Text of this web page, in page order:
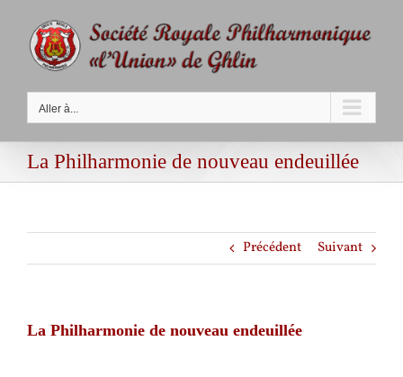
contenu
Aller à...
La Philharmonie de nouveau endeuillée
Précédent Suivant
La Philharmonie de nouveau endeuillée